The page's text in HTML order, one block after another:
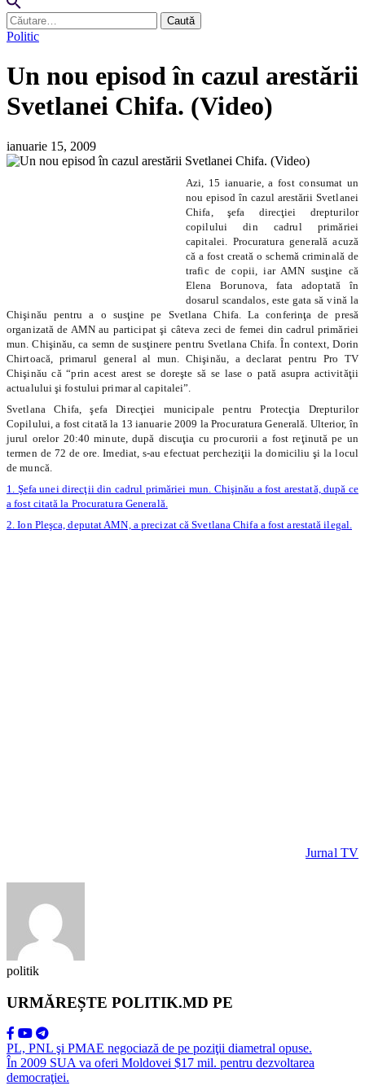
Caută
după:
Politic
Un nou episod în cazul arestării
Svetlanei Chifa. (Video)
ianuarie 15, 2009
Azi, 15 ianuarie, a fost consumat un
nou episod în cazul arestării Svetlanei
Chifa, şefa direcţiei drepturilor
copilului din cadrul primăriei
capitalei. Procuratura generală acuză
că a fost creată o schemă criminală de
trafic de copii, iar AMN susţine că
Elena Borunova, fata adoptată în
dosarul scandalos, este gata să vină la
Chişinău pentru a o susţine pe Svetlana Chifa. La conferinţa de presă
organizată de AMN au participat şi câteva zeci de femei din cadrul primăriei
mun. Chişinău, ca semn de susţinere pentru Svetlana Chifa. În context, Dorin
Chirtoacă, primarul general al mun. Chişinău, a declarat pentru Pro TV
Chişinău că “prin acest arest se doreşte să se lase o pată asupra activităţii
actualului şi fostului primar al capitalei”.
Svetlana Chifa, şefa Direcţiei municipale pentru Protecţia Drepturilor
Copilului, a fost citată la 13 ianuarie 2009 la Procuratura Generală. Ulterior, în
jurul orelor 20:40 minute, după discuţia cu procurorii a fost reţinută pe un
termen de 72 de ore. Imediat, s-au efectuat percheziţii la domiciliu şi la locul
de muncă.
1. Şefa unei direcţii din cadrul primăriei mun. Chişinău a fost arestată, după ce
a fost citată la Procuratura Generală.
2. Ion Pleşca, deputat AMN, a precizat că Svetlana Chifa a fost arestată ilegal.
Jurnal TV
politik
URMĂREȘTE POLITIK.MD PE
PL, PNL şi PMAE negociază de pe poziţii diametral opuse.
În 2009 SUA va oferi Moldovei $17 mil. pentru dezvoltarea
democraţiei.